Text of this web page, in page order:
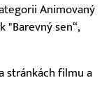
Animovaný
"Barevný sen“,
stránkách filmu a